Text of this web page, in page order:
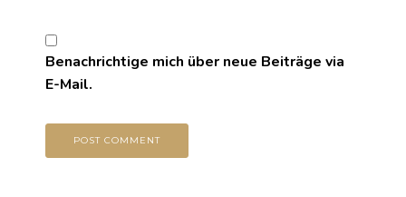
Benachrichtige mich über neue Beiträge via
E-Mail.